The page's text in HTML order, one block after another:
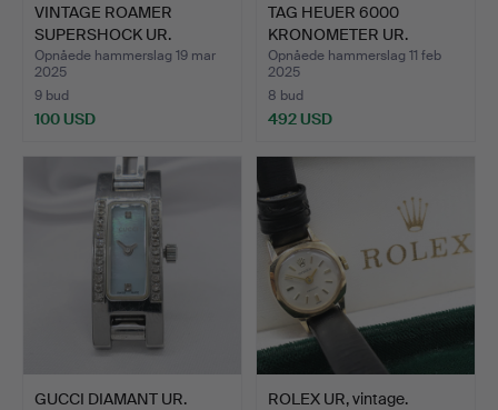
VINTAGE ROAMER
SUPERSHOCK UR.
Opnåede hammerslag 19 mar
2025
9 bud
100 USD
TAG HEUER 6000
KRONOMETER UR.
Opnåede hammerslag 11 feb
2025
8 bud
492 USD
GUCCI DIAMANT UR. ROLEX UR, vintage.